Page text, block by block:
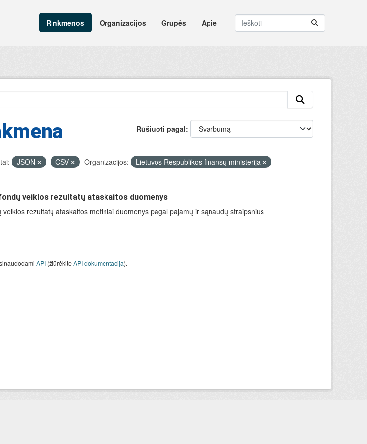
Rinkmenos
Organizacijos Grupės Apie
Rūšiuoti pagal
JSON CSV Organizacijos: Lietuvos Respublikos finansų ministerija
veiklos rezultatų ataskaitos duomenys
veiklos rezultatų ataskaitos metiniai duomenys pagal pajamų ir sąnaudų straipsnius
API(žiūrėkiteAPI dokumentacija).